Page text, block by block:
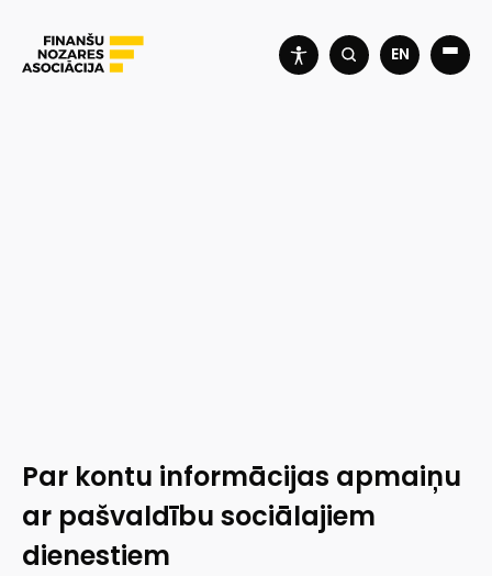
EN
Par kontu informācijas apmaiņu
ar pašvaldību sociālajiem
dienestiem